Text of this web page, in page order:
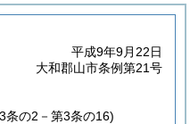
平成9年9月22日
大和郡山市条例第21号
条の2－第3条の16)